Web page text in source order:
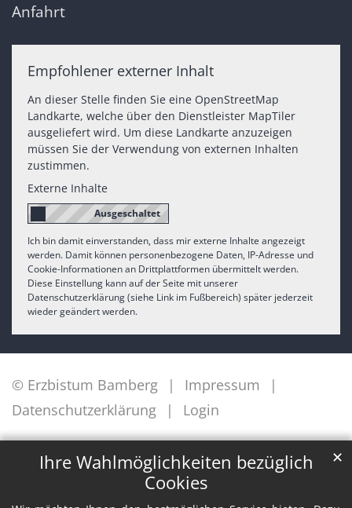
Ihre Wahlmöglichkeiten bezüglich
Cookies
✕
Anfahrt
Empfohlener externer Inhalt
An dieser Stelle finden Sie eine OpenStreetMap
Landkarte, welche über den Dienstleister MapTiler
ausgeliefert wird. Um diese Landkarte anzuzeigen
müssen Sie der Verwendung von externen Inhalten
zustimmen.
Externe Inhalte
Ich bin damit einverstanden, dass mir externe Inhalte angezeigt
werden. Damit können personenbezogene Daten, IP-Adresse und
Cookie-Informationen an Drittplattformen übermittelt werden.
Diese Einstellung kann auf der Seite mit unserer
Datenschutzerklärung (siehe Link im Fußbereich) später jederzeit
wieder geändert werden.
© Erzbistum Bamberg
Impressum
Datenschutzerklärung
Login